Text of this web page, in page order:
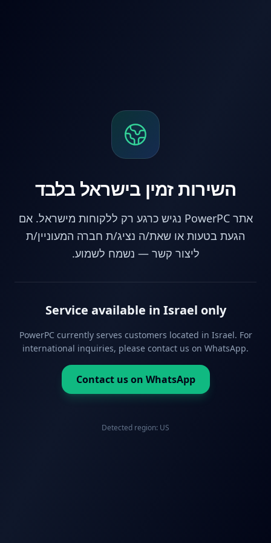
השירות זמין בישראל בלבד
אתר PowerPC נגיש כרגע רק ללקוחות מישראל. אם
הגעת בטעות או שאת/ה נציג/ת חברה המעוניין/ת
ליצור קשר — נשמח לשמוע.
Service available in Israel only
PowerPC currently serves customers located in Israel. For
international inquiries, please contact us on WhatsApp.
Contact us on WhatsApp
Detected region: US